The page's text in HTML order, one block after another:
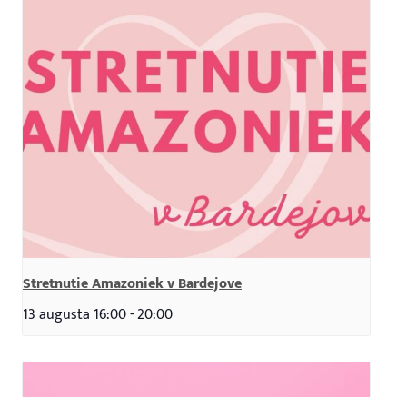
Stretnutie Amazoniek v Bardejove
13 augusta 16:00-20:00